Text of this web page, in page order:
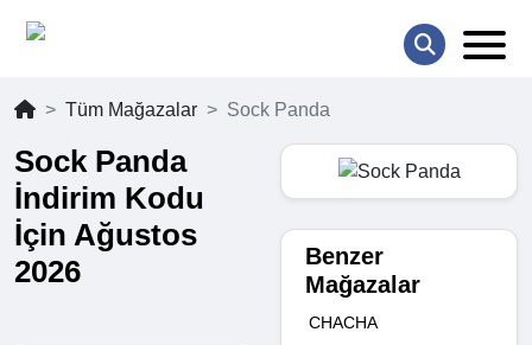
Tüm Mağazalar Sock Panda
Sock Panda
İndirim Kodu
İçin Ağustos
2026
Benzer
Mağazalar
CHACHA